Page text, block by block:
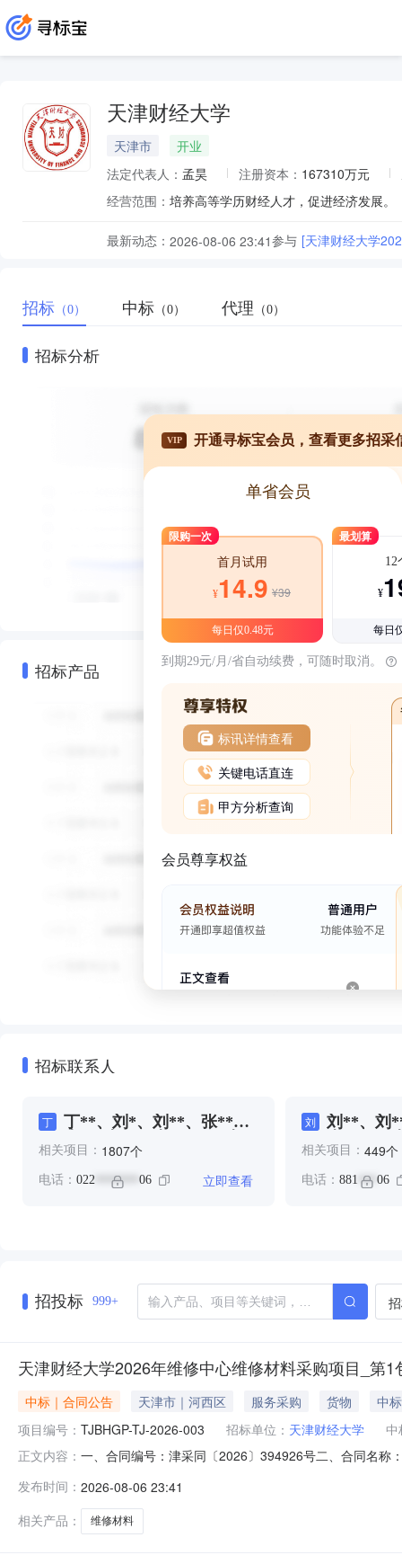
天津财经大学
天津市
开业
法定代表人： 孟昊 注册资本： 167310万元
经营范围：
最新动态： 2026-08-06 23:41参与 [天津财经大学
招标 （0） 中标 （0） 代理 （0）
招标分析
招标产品
VIP 开通寻标宝会员，查看更多招采
单省会员
限购一次
首月试用
¥14.9 ¥39
每日仅0.48元
最划算
12
¥
每日
到期29元/月/省自动续费，可随时取消。
标讯详情查看
关键电话直连
甲方分析查询
会员尊享权益
招标联系人
丁
丁**、刘*、刘**、张**、
****、李*****、李*****、
*****、李****、李**、林
相关项目： 1807个
电话： 022 ******* 06 立即查看
刘
刘**、刘
李**、李
相关项目： 449个
电话： 881 *** 06
招投标 999+
天津财经大学2026年维修中心维修材料采购项目_第1
中标｜合同公告 天津市｜河西区 服务采购 货物
中
项目编号： TJBHGP-TJ-2026-003 招标单位： 天津财经大学
中
正文内容： 一、合同编号：津采同〔2026〕394926号二、合同名称
筑装饰工程有限公司地址：河西区东海街道微山路桂江
发布时间： 2026-08-06 23:41
相关产品：
维修材料